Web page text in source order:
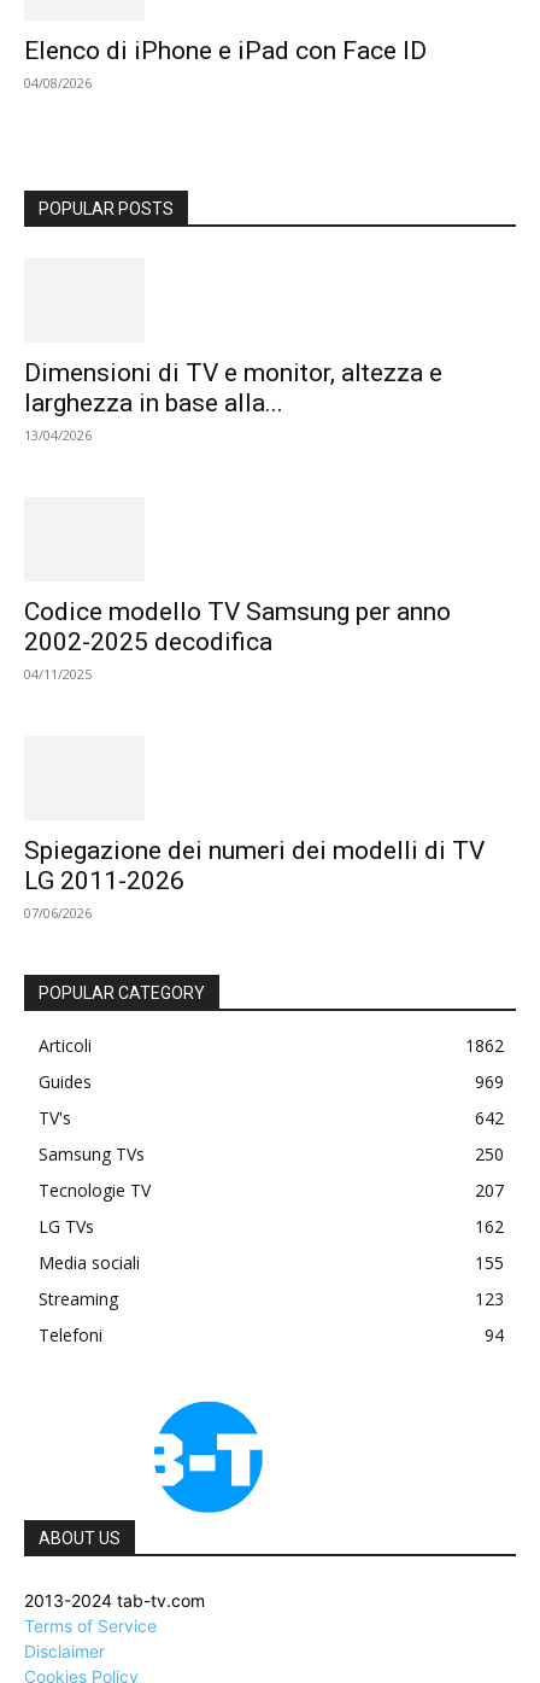
Elenco di iPhone e iPad con Face ID
04/08/2026
POPULAR POSTS
Dimensioni di TV e monitor, altezza e
larghezza in base alla...
13/04/2026
Codice modello TV Samsung per anno
2002-2025 decodifica
04/11/2025
Spiegazione dei numeri dei modelli di TV
LG 2011-2026
07/06/2026
POPULAR CATEGORY
Articoli
1862
Guides
969
TV's
642
Samsung TVs
250
Tecnologie TV
207
LG TVs
162
Media sociali
155
Streaming
123
Telefoni
94
ABOUT US
2013-2024 tab-tv.com
Terms of Service
Disclaimer
Cookies Policy